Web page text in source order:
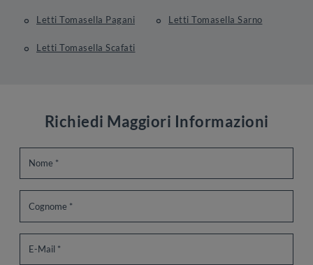
Letti Tomasella Pagani Letti Tomasella Sarno
Letti Tomasella Scafati
Richiedi Maggiori Informazioni